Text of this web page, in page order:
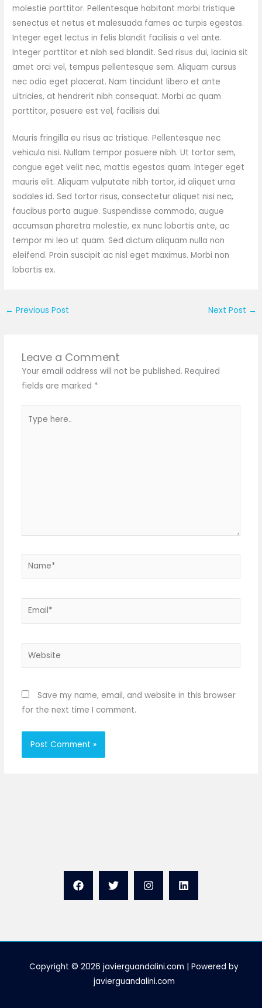
molestie porttitor. Pellentesque habitant morbi tristique
senectus et netus et malesuada fames ac turpis egestas.
Integer eget lectus in felis blandit facilisis a vel ante.
Integer porttitor et nibh sed blandit. Sed risus dui, lacinia sit
amet orci vel, tempus pellentesque sem. Aliquam cursus
nec odio eget placerat. Nam tincidunt libero et ante
ultricies, at hendrerit nibh consequat. Morbi ac quam
porttitor, posuere est vel, facilisis dui.
Mauris fringilla eu risus ac tristique. Pellentesque nec
vehicula nisi. Nullam tempor posuere nibh. Ut tortor sem,
congue eget velit nec, mattis egestas quam. Integer eget
mauris elit. Aliquam vulputate nibh tortor, id aliquet urna
sodales id. Sed tortor risus, consectetur aliquet nisi nec,
faucibus porta augue. Suspendisse commodo, augue
accumsan pharetra molestie, ex nunc lobortis ante, ac
tempor mi leo ut quam. Sed dictum aliquam nulla non
eleifend. Proin suscipit ac nisl eget maximus. Morbi non
lobortis ex.
← Previous Post Next Post →
Leave a Comment
Your email address will not be published. Required
fields are marked *
here..
Name*
Email*
Website
Save my name, email, and website in this browser
for the next time I comment.
Copyright © 2026 javierguandalini.com | Powered by
javierguandalini.com